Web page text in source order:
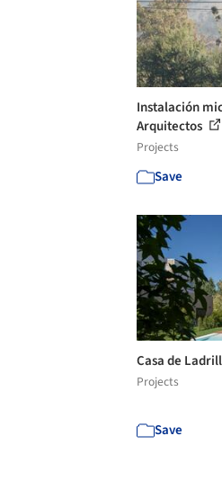
Instalación
Arquitectos
Projects
Save
Casa de
Projects
Save